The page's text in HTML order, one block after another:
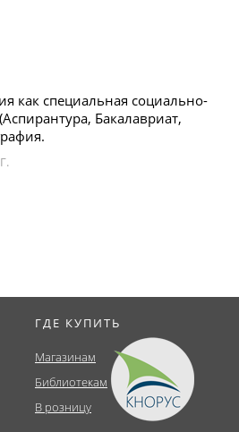
как специальная социально-
Бакалавриат,
ГДЕ КУПИТЬ
Магазинам
Библиотекам
В розницу